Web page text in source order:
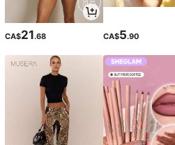
CA$21.68 CA$5.90